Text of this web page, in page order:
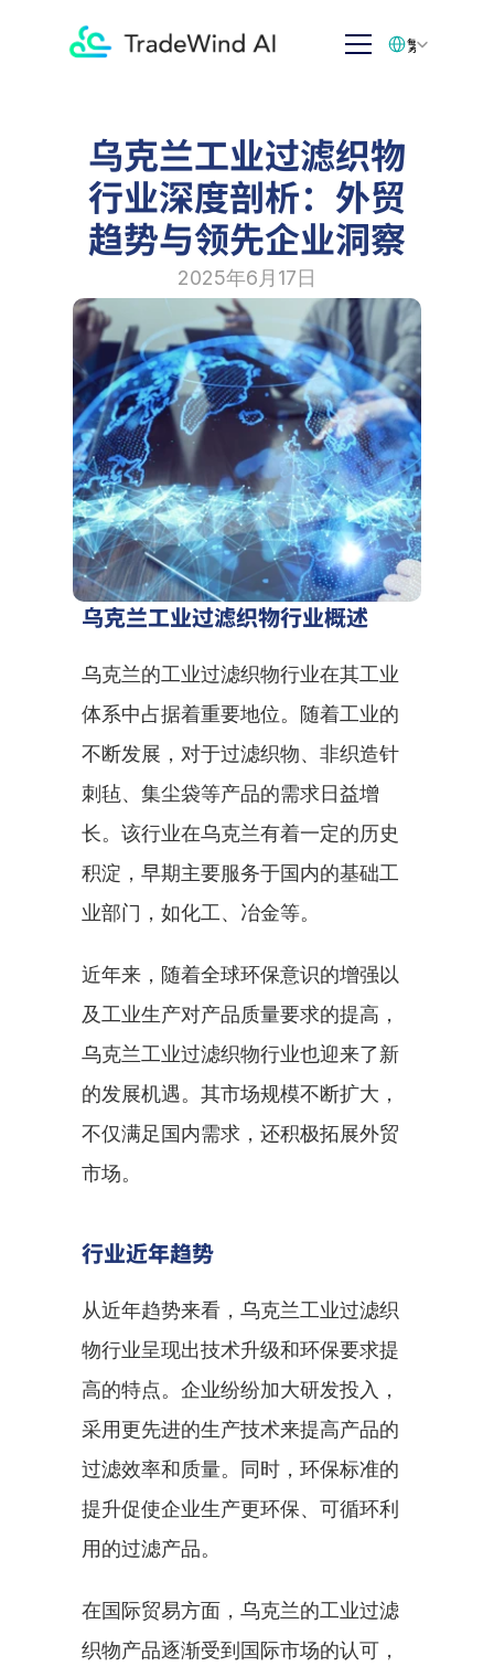
乌克兰工业过滤织物
行业深度剖析：外贸
趋势与领先企业洞察
2025年6月17日
乌克兰工业过滤织物行业概述
乌克兰的工业过滤织物行业在其工业
体系中占据着重要地位。随着工业的
不断发展，对于过滤织物、非织造针
刺毡、集尘袋等产品的需求日益增
长。该行业在乌克兰有着一定的历史
积淀，早期主要服务于国内的基础工
业部门，如化工、冶金等。
近年来，随着全球环保意识的增强以
及工业生产对产品质量要求的提高，
乌克兰工业过滤织物行业也迎来了新
的发展机遇。其市场规模不断扩大，
不仅满足国内需求，还积极拓展外贸
市场。
行业近年趋势
从近年趋势来看，乌克兰工业过滤织
物行业呈现出技术升级和环保要求提
高的特点。企业纷纷加大研发投入，
采用更先进的生产技术来提高产品的
过滤效率和质量。同时，环保标准的
提升促使企业生产更环保、可循环利
用的过滤产品。
在国际贸易方面，乌克兰的工业过滤
织物产品逐渐受到国际市场的认可，
繁体中文